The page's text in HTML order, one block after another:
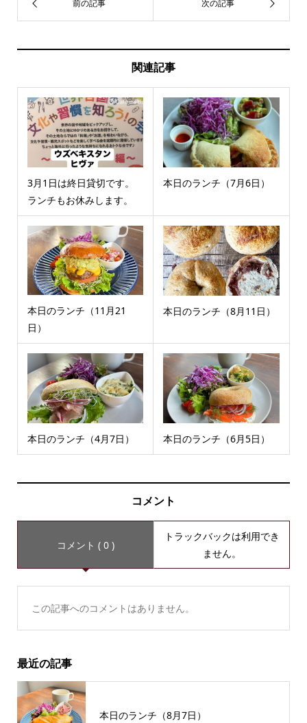
関連記事
3月1日は終日貸切です。
ランチもお休みします。
本日のランチ（7月6日）
本日のランチ（11月21
日）
本日のランチ（8月11日）
本日のランチ（4月7日） 本日のランチ（6月5日）
コメント
コメント ( 0 )
トラックバックは利用でき
ません。
この記事へのコメントはありません。
最近の記事
本日のランチ（8月7日）